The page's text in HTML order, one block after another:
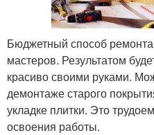
Бюджетный способ ремонта
мастеров. Результатом
красиво своими руками.
демонтаже старого
укладке плитки. Это
освоения работы.